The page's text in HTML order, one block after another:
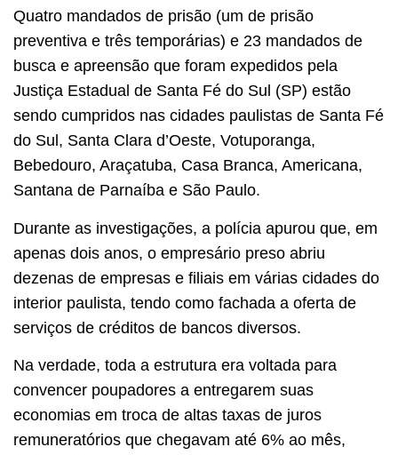
Quatro mandados de prisão (um de prisão
preventiva e três temporárias) e 23 mandados de
busca e apreensão que foram expedidos pela
Justiça Estadual de Santa Fé do Sul (SP) estão
sendo cumpridos nas cidades paulistas de Santa Fé
do Sul, Santa Clara d’Oeste, Votuporanga,
Bebedouro, Araçatuba, Casa Branca, Americana,
Santana de Parnaíba e São Paulo.
Durante as investigações, a polícia apurou que, em
apenas dois anos, o empresário preso abriu
dezenas de empresas e filiais em várias cidades do
interior paulista, tendo como fachada a oferta de
serviços de créditos de bancos diversos.
Na verdade, toda a estrutura era voltada para
convencer poupadores a entregarem suas
economias em troca de altas taxas de juros
remuneratórios que chegavam até 6% ao mês,